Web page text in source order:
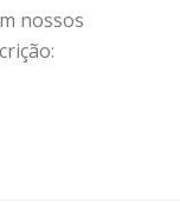
nossos